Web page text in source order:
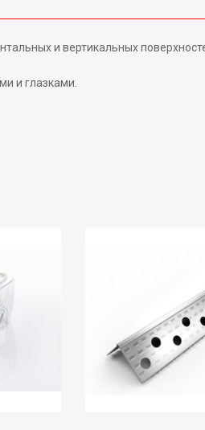
и вертикальных
и глазками.